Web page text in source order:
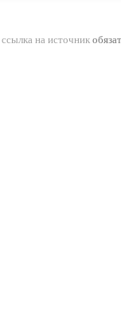
ссылка на источник